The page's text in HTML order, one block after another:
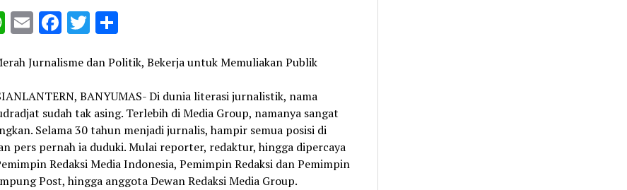
WhatsApp
EmailFacebook
Twitter
Share
Jurnalisme dan Politik, Bekerja untuk Memuliakan Publik
BANYUMAS- Di dunia literasi jurnalistik, nama
sudah tak asing. Terlebih di Media Group, namanya sangat
Selama 30 tahun menjadi jurnalis, hampir semua posisi di
pers pernah ia duduki. Mulai reporter, redaktur, hingga dipercaya
Redaksi Media Indonesia, Pemimpin Redaksi dan Pemimpin
Post, hingga anggota Dewan Redaksi Media Group.